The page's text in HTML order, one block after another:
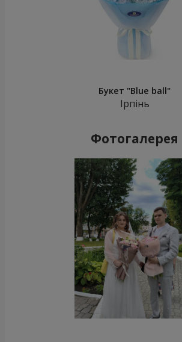
Букет "Blue ball"
Ірпінь
Фотогалерея